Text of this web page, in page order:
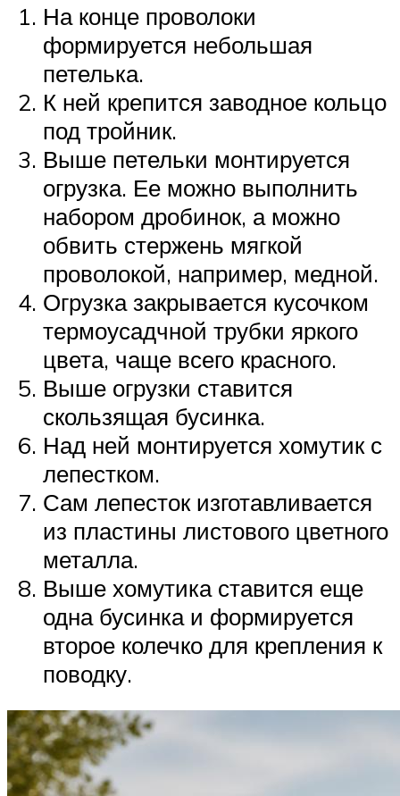
На конце проволоки
формируется небольшая
петелька.
К ней крепится заводное кольцо
под тройник.
Выше петельки монтируется
огрузка. Ее можно выполнить
набором дробинок, а можно
обвить стержень мягкой
проволокой, например, медной.
Огрузка закрывается кусочком
термоусадчной трубки яркого
цвета, чаще всего красного.
Выше огрузки ставится
скользящая бусинка.
Над ней монтируется хомутик с
лепестком.
Сам лепесток изготавливается
из пластины листового цветного
металла.
Выше хомутика ставится еще
одна бусинка и формируется
второе колечко для крепления к
поводку.